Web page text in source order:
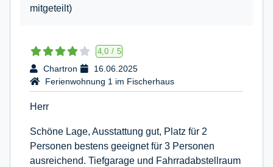
mitgeteilt)
4,0 / 5
Chartron
16.06.2025
Ferienwohnung 1 im Fischerhaus
Herr
Schöne Lage, Ausstattung gut, Platz für 2
Personen bestens geeignet für 3 Personen
ausreichend. Tiefgarage und Fahrradabstellraum